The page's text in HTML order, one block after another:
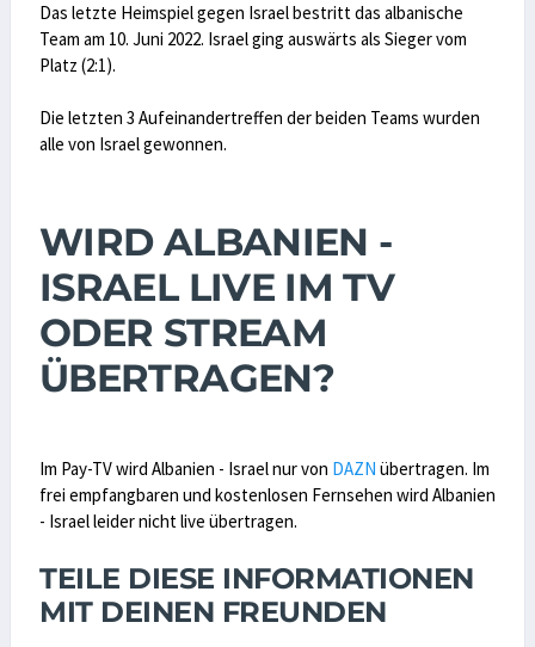
Das letzte Heimspiel gegen Israel bestritt das albanische
Team am 10. Juni 2022. Israel ging auswärts als Sieger vom
Platz (2:1).
Die letzten 3 Aufeinandertreffen der beiden Teams wurden
alle von Israel gewonnen.
WIRD ALBANIEN -
ISRAEL LIVE IM TV
ODER STREAM
ÜBERTRAGEN?
Im Pay-TV wird Albanien - Israel nur von DAZN übertragen. Im
frei empfangbaren und kostenlosen Fernsehen wird Albanien
- Israel leider nicht live übertragen.
TEILE DIESE INFORMATIONEN
MIT DEINEN FREUNDEN